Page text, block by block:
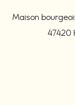
Maison
47420